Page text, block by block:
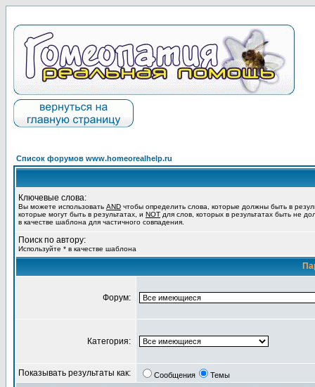
Список форумов www.homeorealhelp.ru
Ключевые слова:
Вы можете использовать AND чтобы определить слова, которые должны быть в
которые могут быть в результатах, и NOT для слов, которых в результатах быть не
в качестве шаблона для частичного совпадения.
Поиск по автору:
Используйте * в качестве шаблона
Форум:
Категория:
Показывать результаты как: Сообщения Темы